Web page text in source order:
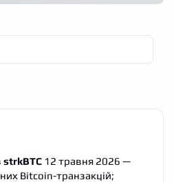
strkBTC 12 травня 2026 —
Bitcoin-транзакцій;